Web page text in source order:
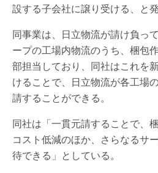
設する子会社に譲り受ける、と発
同事業は、日立物流が請け負っ
ープの工場内物流のうち、梱包
部担当しており、同社はこれを
けることで、日立物流が各工場
請することができる。
同社は「一貫元請することで、
コスト低減のほか、さらなるサ
待できる」としている。